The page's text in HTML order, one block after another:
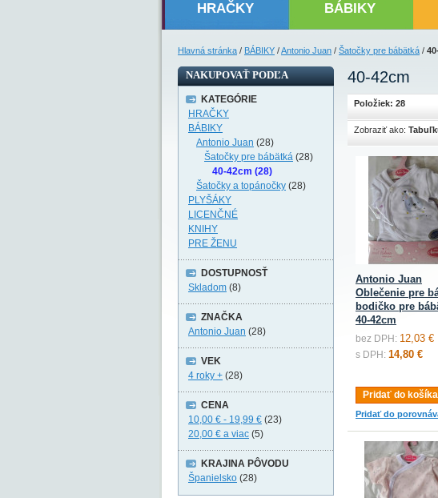
HRAČKY BÁBIKY
Hlavná stránka / BÁBIKY /Antonio Juan / Šatočky pre bábätká /
40-42cm
Položiek: 28
Zobraziť ako:
Antonio Juan
Oblečenie pre
bodičko pre
40-42cm
bez DPH: 12,03 €
s DPH: 14,80 €
Pridať do košíka
Pridať do
NAKUPOVAŤ PODĽA
KATEGÓRIE
HRAČKY
BÁBIKY
Antonio Juan (28)
Šatočky pre bábätká (28)
40-42cm (28)
Šatočky a topánočky (28)
PLYŠÁKY
LICENČNÉ
KNIHY
PRE ŽENU
DOSTUPNOSŤ
Skladom (8)
ZNAČKA
Antonio Juan (28)
VEK
4 roky + (28)
CENA
10,00 € - 19,99 € (23)
20,00 € a viac (5)
KRAJINA PÔVODU
Španielsko (28)